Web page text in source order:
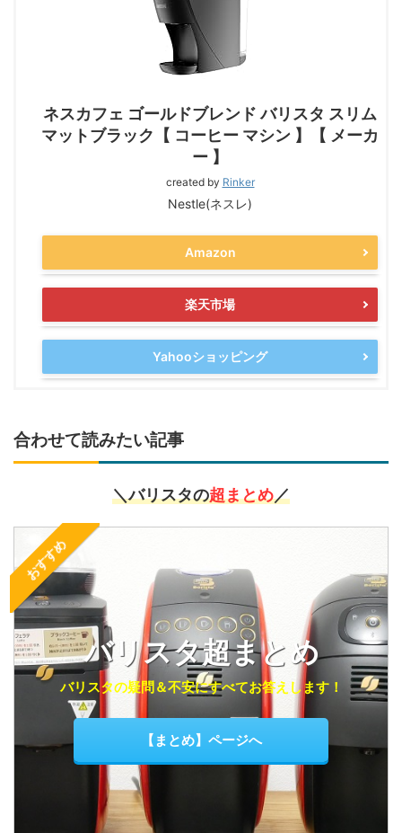
ネスカフェ ゴールドブレンド バリスタ スリム
マットブラック【 コーヒー マシン 】【 メーカ
ー 】
created by Rinker
Nestle(ネスレ)
Amazon
楽天市場
Yahooショッピング
合わせて読みたい記事
＼バリスタの超まとめ／
おすすめ
バリスタ超まとめ
バリスタの疑問＆不安にすべてお答えします！
【まとめ】ページへ